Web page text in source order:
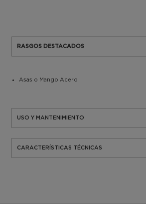
RASGOS DESTACADOS
Asas o Mango Acero
USO Y MANTENIMIENTO
CARACTERÍSTICAS TÉCNICAS